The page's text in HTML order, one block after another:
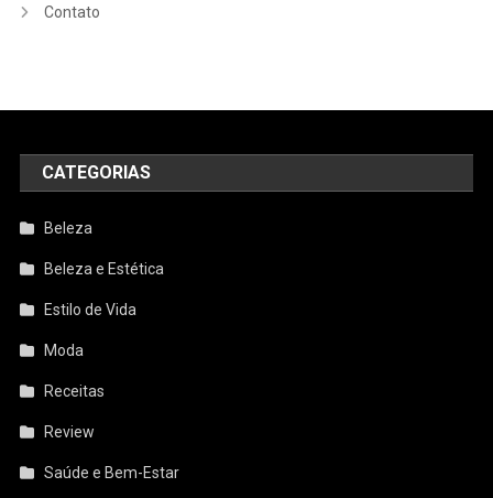
Contato
CATEGORIAS
Beleza
Beleza e Estética
Estilo de Vida
Moda
Receitas
Review
Saúde e Bem-Estar